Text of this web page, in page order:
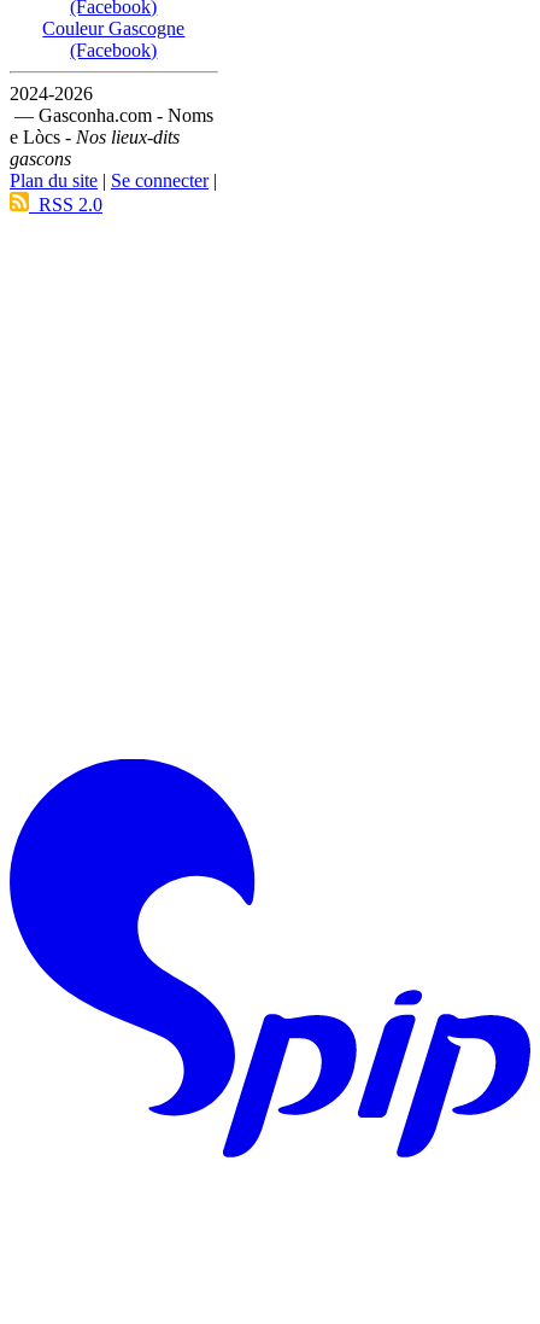
(Facebook)
Couleur Gascogne
(Facebook)
2024-2026
— Gasconha.com - Noms
e Lòcs - Nos lieux-dits
gascons
Plan du site | Se connecter|
RSS 2.0